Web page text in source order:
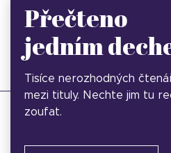
Přečteno
jedním
Tisíce nerozhodných
mezi tituly. Nechte jim tu
zoufat.